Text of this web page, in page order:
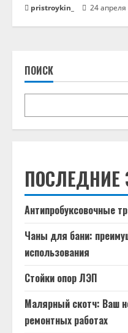
pristroykin_ 24 апреля
ПОИСК
ПОСЛЕДНИЕ
Антипробуксовочные
Чаны для бани:
использования
Стойки опор ЛЭП
Малярный скотч: Ваш
ремонтных работах